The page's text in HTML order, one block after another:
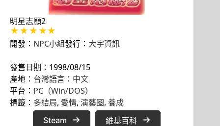
明星志願2
開發： NPC小組發行： 大宇資訊
發售日期：1998/08/15
產地： 台灣語言： 中文
平台： PC（Win/DOS）
標籤： 多結局, 愛情, 演藝圈, 養成
Steam 維基百科